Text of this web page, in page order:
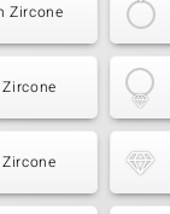
Zircone